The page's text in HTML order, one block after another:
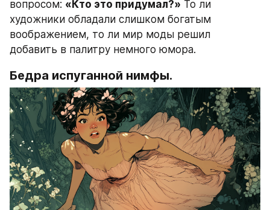
вопросом: «Кто это придумал?» То ли
художники обладали слишком богатым
воображением, то ли мир моды решил
добавить в палитру немного юмора.
Бедра испуганной нимфы.